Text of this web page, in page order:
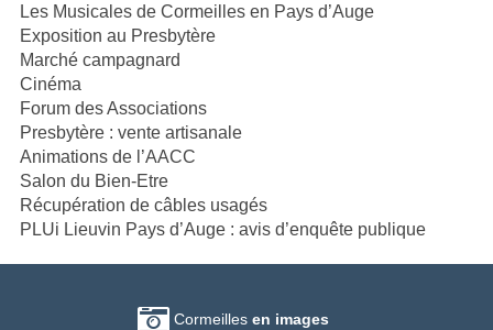
Les Musicales de Cormeilles en Pays d’Auge
Exposition au Presbytère
Marché campagnard
Cinéma
Forum des Associations
Presbytère : vente artisanale
Animations de l’AACC
Salon du Bien-Etre
Récupération de câbles usagés
PLUi Lieuvin Pays d’Auge : avis d’enquête publique
Cormeillesen images